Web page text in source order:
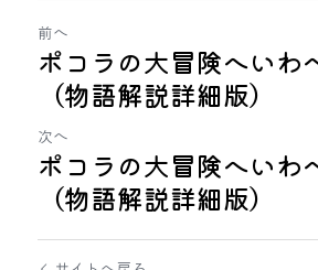
前へ
ポコラの大冒険へいわ
（物語解説詳細版）
次へ
ポコラの大冒険へいわ
（物語解説詳細版）